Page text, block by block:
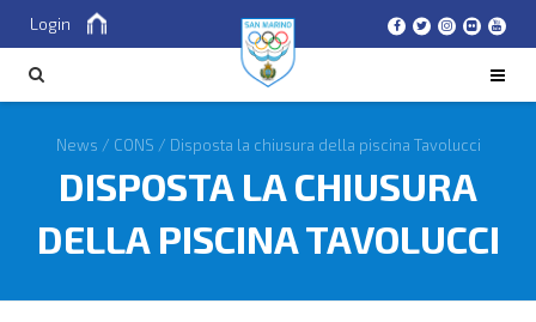
Login
News / CONS / Disposta la chiusura della piscina Tavolucci
DISPOSTA LA CHIUSURA
DELLA PISCINA TAVOLUCCI